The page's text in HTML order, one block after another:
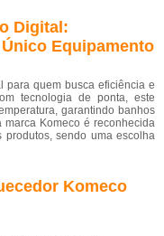
Digital:
Equipamento
para quem busca eficiência e
tecnologia de ponta, este
garantindo banhos
marca Komeco é reconhecida
sendo uma escolha
Komeco